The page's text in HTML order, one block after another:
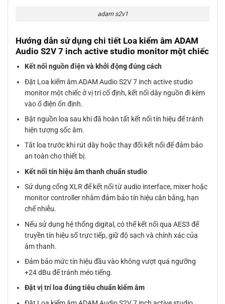
adam s2v1
Hướng dẫn sử dụng chi tiết Loa kiểm âm ADAM
Audio S2V 7 inch active studio monitor một chiếc
Kết nối nguồn điện và khởi động đúng cách
Đặt Loa kiểm âm ADAM Audio S2V 7 inch active studio
monitor một chiếc ở vị trí cố định, kết nối dây nguồn đi kèm
vào ổ điện ổn định.
Bật nguồn loa sau khi đã hoàn tất kết nối tín hiệu để tránh
hiện tượng sốc âm.
Tắt loa trước khi rút dây hoặc thay đổi kết nối để đảm bảo
an toàn cho thiết bị.
Kết nối tín hiệu âm thanh chuẩn studio
Sử dụng cổng XLR để kết nối từ audio interface, mixer hoặc
monitor controller nhằm đảm bảo tín hiệu cân bằng, hạn
chế nhiễu.
Nếu sử dụng hệ thống digital, có thể kết nối qua AES3 để
truyền tín hiệu số trực tiếp, giữ độ sạch và chính xác của
âm thanh.
Đảm bảo mức tín hiệu đầu vào không vượt quá ngưỡng
+24 dBu để tránh méo tiếng.
Đặt vị trí loa đúng tiêu chuẩn kiểm âm